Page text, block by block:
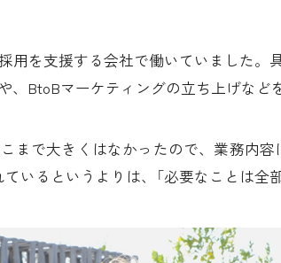
用を支援する会社で働いていました。
、BtoBマーケティングの立ち上げなど
まで大きくはなかったので、業務内容
いるというよりは、「必要なことは全